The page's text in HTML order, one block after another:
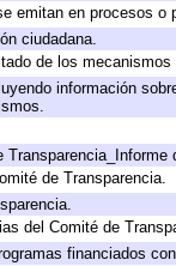
emitan en procesos o
ciudadana.
de los
información
de Transparencia.
del Comité de
financiados